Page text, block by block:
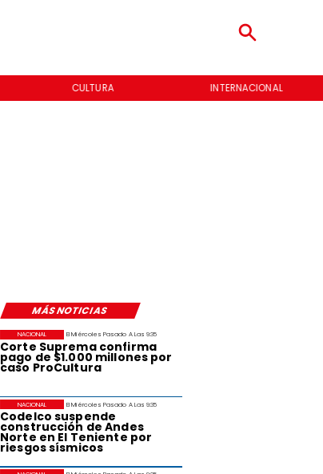
CULTURA INTERNACIONAL
MÁS NOTICIAS
El Miércoles Pasado A Las 9:35
Corte Suprema confirma
pago de $1.000 millones por
caso ProCultura
NACIONAL
El Miércoles Pasado A Las 9:35
Codelco suspende
construcción de Andes
Norte en El Teniente por
riesgos sísmicos
NACIONAL